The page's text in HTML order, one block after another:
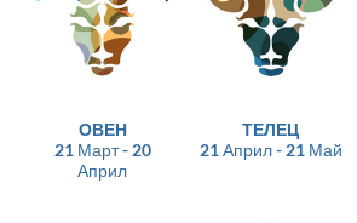
ОВЕН
21 Март - 20
Април
ТЕЛЕЦ
21 Април - 21 Май